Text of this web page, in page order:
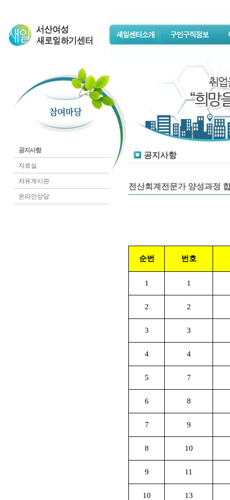
공지사항
자료실
자유게시판
온라인상담
공지사항
전산회계전문가 양성과정
순번 번호
1 1
2 2
3 3
4 4
5 7
6 8
7 9
8 10
9 11
10 13